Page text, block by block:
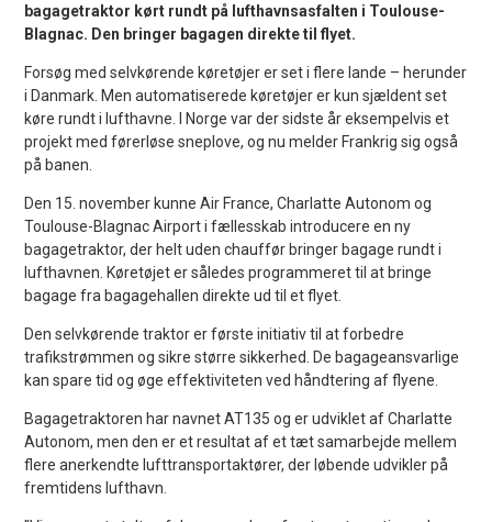
bagagetraktor kørt rundt på lufthavnsasfalten i Toulouse-
Blagnac. Den bringer bagagen direkte til flyet.
Forsøg med selvkørende køretøjer er set i flere lande – herunder
i Danmark. Men automatiserede køretøjer er kun sjældent set
køre rundt i lufthavne. I Norge var der sidste år eksempelvis et
projekt med førerløse sneplove, og nu melder Frankrig sig også
på banen.
Den 15. november kunne Air France, Charlatte Autonom og
Toulouse-Blagnac Airport i fællesskab introducere en ny
bagagetraktor, der helt uden chauffør bringer bagage rundt i
lufthavnen. Køretøjet er således programmeret til at bringe
bagage fra bagagehallen direkte ud til et flyet.
Den selvkørende traktor er første initiativ til at forbedre
trafikstrømmen og sikre større sikkerhed. De bagageansvarlige
kan spare tid og øge effektiviteten ved håndtering af flyene.
Bagagetraktoren har navnet AT135 og er udviklet af Charlatte
Autonom, men den er et resultat af et tæt samarbejde mellem
flere anerkendte lufttransportaktører, der løbende udvikler på
fremtidens lufthavn.